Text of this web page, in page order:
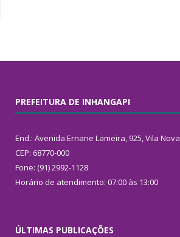
PREFEITURA DE INHANGAPI
End.: Avenida Ernane Lameira, 925, Vila Nova
CEP: 68770-000
Fone: (91) 2992-1128
Horário de atendimento: 07:00 às 13:00
ÚLTIMAS PUBLICAÇÕES